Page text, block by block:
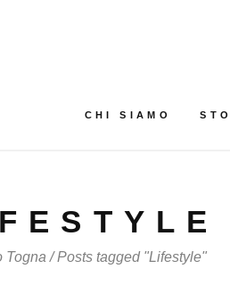
CHI SIAMO
Togna /Posts tagged "Lifestyle"